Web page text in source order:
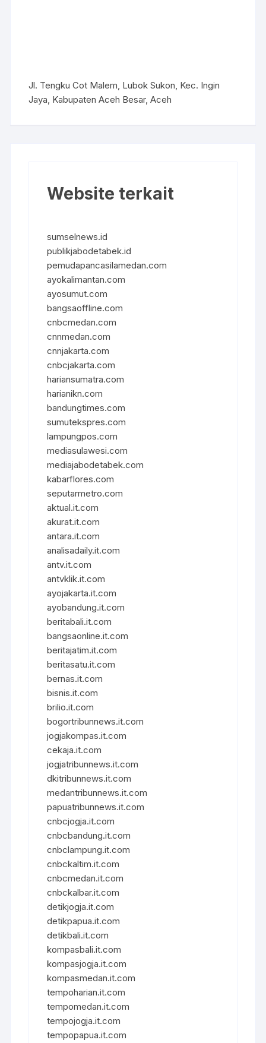
Jl. Tengku Cot Malem, Lubok Sukon, Kec. Ingin
Jaya, Kabupaten Aceh Besar, Aceh
Website terkait
sumselnews.id
publikjabodetabek.id
pemudapancasilamedan.com
ayokalimantan.com
ayosumut.com
bangsaoffline.com
cnbcmedan.com
cnnmedan.com
cnnjakarta.com
cnbcjakarta.com
hariansumatra.com
harianikn.com
bandungtimes.com
sumutekspres.com
lampungpos.com
mediasulawesi.com
mediajabodetabek.com
kabarflores.com
seputarmetro.com
aktual.it.com
akurat.it.com
antara.it.com
analisadaily.it.com
antv.it.com
antvklik.it.com
ayojakarta.it.com
ayobandung.it.com
beritabali.it.com
bangsaonline.it.com
beritajatim.it.com
beritasatu.it.com
bernas.it.com
bisnis.it.com
brilio.it.com
bogortribunnews.it.com
jogjakompas.it.com
cekaja.it.com
jogjatribunnews.it.com
dkitribunnews.it.com
medantribunnews.it.com
papuatribunnews.it.com
cnbcjogja.it.com
cnbcbandung.it.com
cnbclampung.it.com
cnbckaltim.it.com
cnbcmedan.it.com
cnbckalbar.it.com
detikjogja.it.com
detikpapua.it.com
detikbali.it.com
kompasbali.it.com
kompasjogja.it.com
kompasmedan.it.com
tempoharian.it.com
tempomedan.it.com
tempojogja.it.com
tempopapua.it.com